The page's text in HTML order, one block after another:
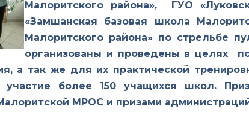
Малоритского района», ГУО
«Замшанская базовая школа
Малоритского района» по стрельбе
организованы и проведены в целях
а так же для их практической
участие более 150 учащихся школ.
МРОС и призами